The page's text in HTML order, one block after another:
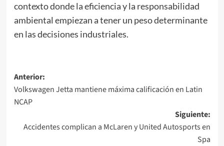
contexto donde la eficiencia y la responsabilidad
ambiental empiezan a tener un peso determinante
en las decisiones industriales.
Navegación
de
entradas
Anterior:
Volkswagen Jetta mantiene máxima calificación en Latin
NCAP
Siguiente:
Accidentes complican a McLaren y United Autosports en
Spa